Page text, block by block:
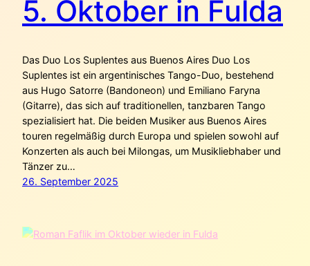
5. Oktober in Fulda
Das Duo Los Suplentes aus Buenos Aires Duo Los
Suplentes ist ein argentinisches Tango-Duo, bestehend
aus Hugo Satorre (Bandoneon) und Emiliano Faryna
(Gitarre), das sich auf traditionellen, tanzbaren Tango
spezialisiert hat. Die beiden Musiker aus Buenos Aires
touren regelmäßig durch Europa und spielen sowohl auf
Konzerten als auch bei Milongas, um Musikliebhaber und
Tänzer zu…
26. September 2025